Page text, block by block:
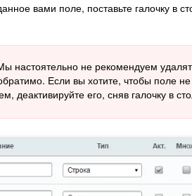
вами поле, поставьте галочку в
настоятельно не рекомендуем
Если вы хотите, чтобы поле
деактивируйте его, сняв галочку в